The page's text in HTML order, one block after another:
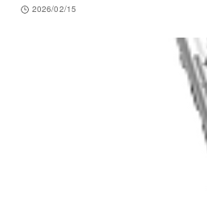
2026/02/15